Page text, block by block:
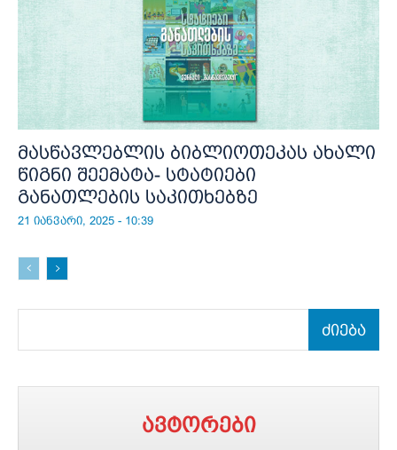
მასწავლებლის ბიბლიოთეკას ახალი
წიგნი შეემატა- სტატიები
განათლების საკითხებზე
21 იანვარი, 2025 - 10:39
ძიება
ავტორები